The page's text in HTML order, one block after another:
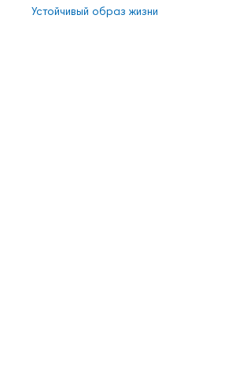
Устойчивый образ жизни